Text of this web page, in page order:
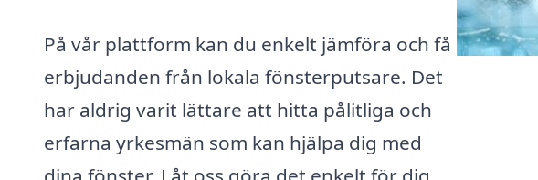
På vår plattform kan du enkelt jämföra och få
erbjudanden från lokala fönsterputsare. Det
har aldrig varit lättare att hitta pålitliga och
erfarna yrkesmän som kan hjälpa dig med